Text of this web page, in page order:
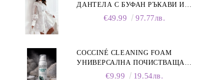
ДАНТЕЛА С БУФАН РЪКАВИ И
€49.99 97.77лв.
COCCINÉ CLEANING FOAM
УНИВЕРСАЛНА ПОЧИСТВАЩА
ПЯНА ЗА ОБУВКИ, 150 МЛ
€9.99 19.54лв.